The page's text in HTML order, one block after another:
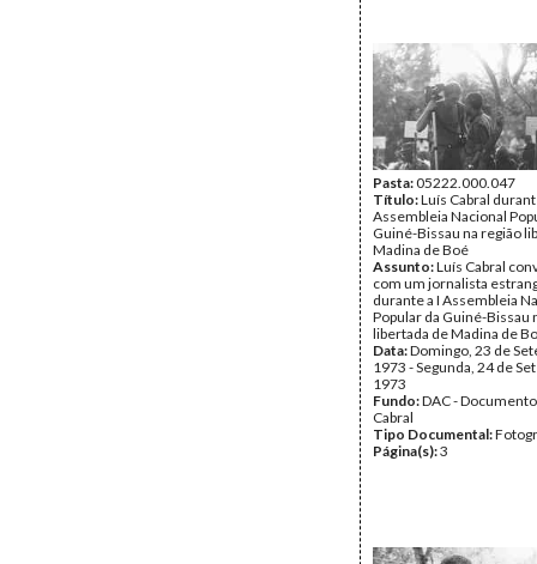
Pasta:05222.000.047
Título:Luís Cabral
Assembleia Nacional
Guiné-Bissau na região
Madina de Boé
Assunto:Luís Cabral
com um jornalista
durante a I Assembleia
Popular da Guiné-Bissau
libertada de Madina de
Data:Domingo, 23 de
1973 - Segunda, 24 de
1973
Fundo:DAC -
Cabral
Tipo Documental:
Página(s):3